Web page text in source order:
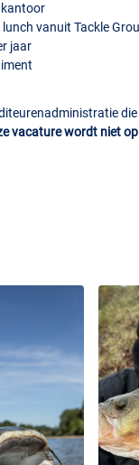
kantoor
vanuit Tackle
jaar
vacature wordt niet